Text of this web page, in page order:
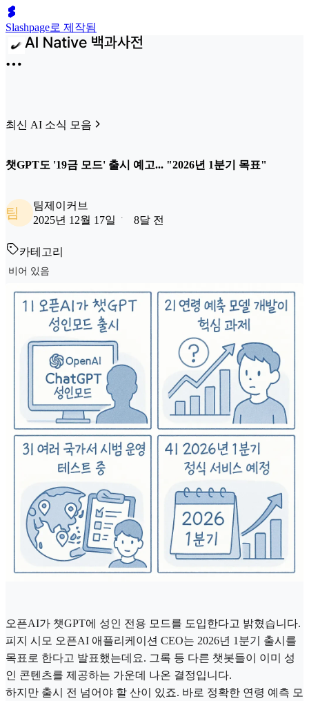
Slashpage로 제작됨
최신 AI 소식 모음
챗GPT도 '19금 모드' 출시 예고... "2026년 1분기 목표"
팀
팀제이커브
2025년 12월 17일
8달 전
카테고리
비어 있음
오픈AI가 챗GPT에 성인 전용 모드를 도입한다고 밝혔습니다.
피지 시모 오픈AI 애플리케이션 CEO는 2026년 1분기 출시를
목표로 한다고 발표했는데요. 그록 등 다른 챗봇들이 이미 성
인 콘텐츠를 제공하는 가운데 나온 결정입니다.
하지만 출시 전 넘어야 할 산이 있죠. 바로 정확한 연령 예측 모